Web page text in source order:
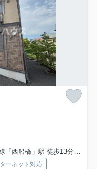
「西船橋」駅 徒歩13分
ーネット対応